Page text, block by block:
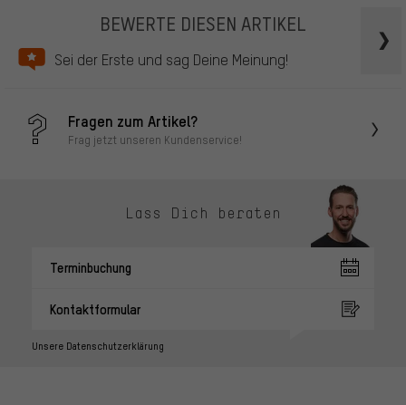
BEWERTE DIESEN ARTIKEL
Sei der Erste und sag Deine Meinung!
Fragen zum Artikel?
Frag jetzt unseren Kundenservice!
Lass Dich beraten
Terminbuchung
Kontaktformular
Unsere Datenschutzerklärung